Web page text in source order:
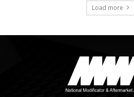
Load more